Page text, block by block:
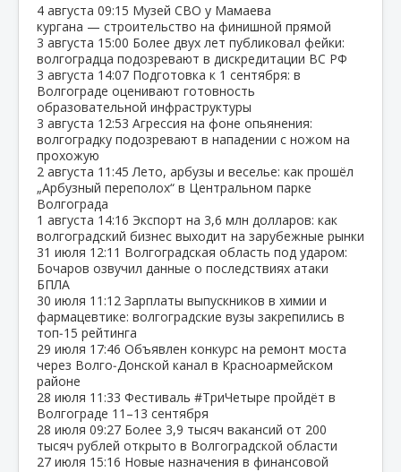
4 августа 09:15 Музей СВО у Мамаева
кургана — строительство на финишной прямой
3 августа 15:00 Более двух лет публиковал фейки:
волгоградца подозревают в дискредитации ВС РФ
3 августа 14:07 Подготовка к 1 сентября: в
Волгограде оценивают готовность
образовательной инфраструктуры
3 августа 12:53 Агрессия на фоне опьянения:
волгоградку подозревают в нападении с ножом на
прохожую
2 августа 11:45 Лето, арбузы и веселье: как прошёл
„Арбузный переполох“ в Центральном парке
Волгограда
1 августа 14:16 Экспорт на 3,6 млн долларов: как
волгоградский бизнес выходит на зарубежные рынки
31 июля 12:11 Волгоградская область под ударом:
Бочаров озвучил данные о последствиях атаки
БПЛА
30 июля 11:12 Зарплаты выпускников в химии и
фармацевтике: волгоградские вузы закрепились в
топ‑15 рейтинга
29 июля 17:46 Объявлен конкурс на ремонт моста
через Волго‑Донской канал в Красноармейском
районе
28 июля 11:33 Фестиваль #ТриЧетыре пройдёт в
Волгограде 11–13 сентября
28 июля 09:27 Более 3,9 тысяч вакансий от 200
тысяч рублей открыто в Волгоградской области
27 июля 15:16 Новые назначения в финансовой